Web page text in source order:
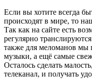
Если вы хотите всегда
происходят в мире, то
Так как на сайте есть
регулярно
также для меломанов мы
музыки, а ещё самые
Осталось сделать
телеканал, и получать